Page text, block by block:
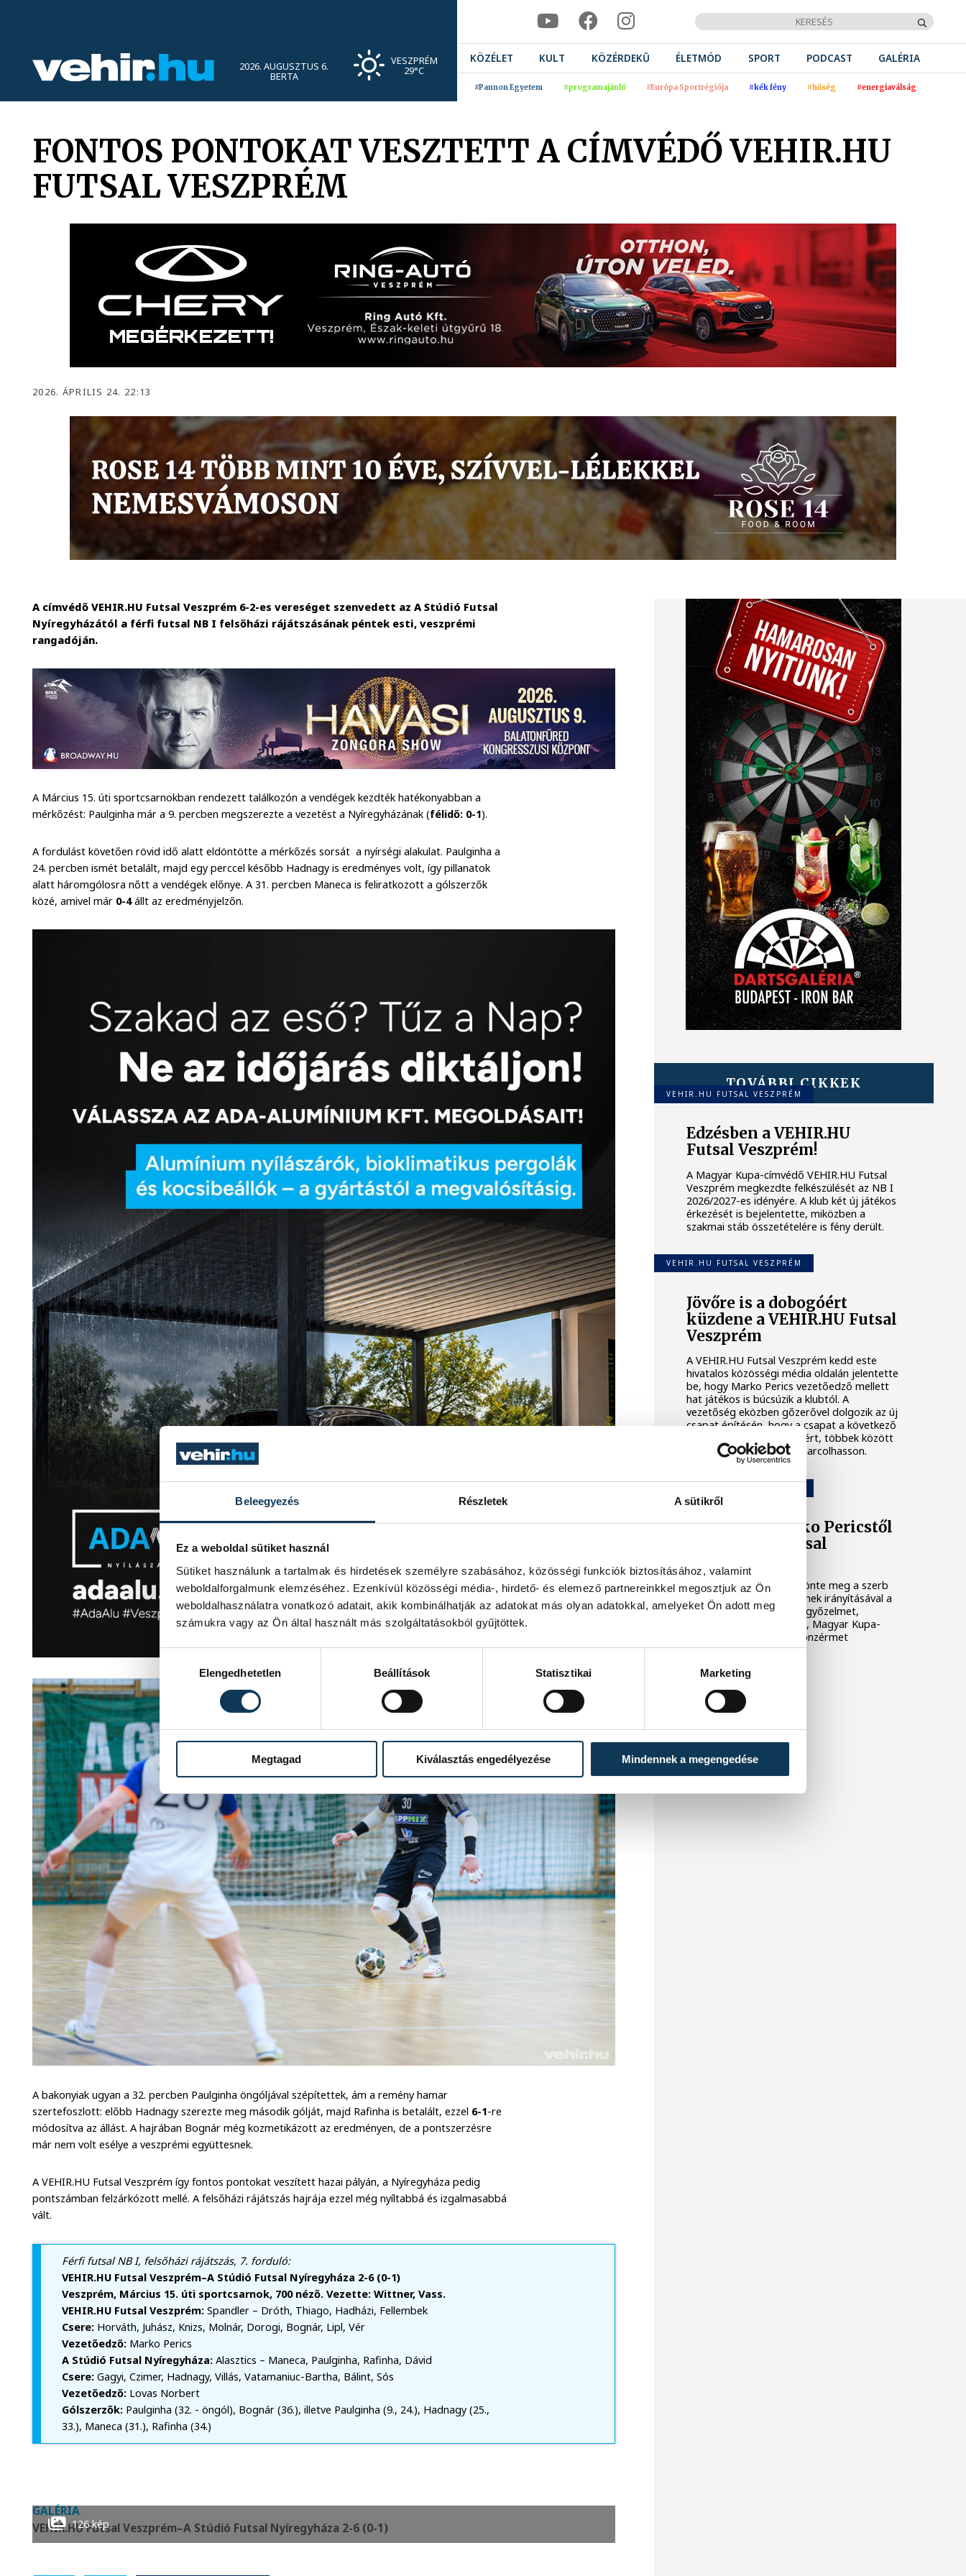
Beleegyezés Részletek A sütikről
Ez a weboldal sütiket használ
Sütiket használunk a tartalmak és hirdetések személyre szabásához, közösségi funkciók biztosításához, valamint
weboldalforgalmunk elemzéséhez. Ezenkívül közösségi média-, hirdető- és elemező partnereinkkel megosztjuk az Ön
weboldalhasználatra vonatkozó adatait, akik kombinálhatják az adatokat más olyan adatokkal, amelyeket Ön adott meg
számukra vagy az Ön által használt más szolgáltatásokból gyűjtöttek.
Hozzájárulás kiválasztása
Elengedhetetlen
Beállítások Statisztikai Marketing
Megtagad Kiválasztás engedélyezése Mindennek a megengedése
2026. AUGUSZTUS 6.
BERTA
VESZPRÉM
29°C
KÖZÉLET KULT KÖZÉRDEKŰ ÉLETMÓD SPORT PODCAST GALÉRIA
#Pannon Egyetem #programajánló #Európa Sportrégiója #kék fény #hőség #energiaválság
FONTOS PONTOKAT VESZTETT A CÍMVÉDŐ VEHIR.HU
FUTSAL VESZPRÉM
2026. ÁPRILIS 24. 22:13
A címvédő VEHIR.HU Futsal Veszprém 6-2-es vereséget szenvedett az A Stúdió Futsal
Nyíregyházától a férfi futsal NB I felsőházi rájátszásának péntek esti, veszprémi
rangadóján.
A Március 15. úti sportcsarnokban rendezett találkozón a vendégek kezdték hatékonyabban a
mérkőzést: Paulginha már a 9. percben megszerezte a vezetést a Nyíregyházának (félidő: 0-1).
A fordulást követően rövid idő alatt eldöntötte a mérkőzés sorsát a nyírségi alakulat. Paulginha a
24. percben ismét betalált, majd egy perccel később Hadnagy is eredményes volt, így pillanatok
alatt háromgólosra nőtt a vendégek előnye. A 31. percben Maneca is feliratkozott a gólszerzők
közé, amivel már 0-4állt az eredményjelzőn.
A bakonyiak ugyan a 32. percben Paulginha öngóljával szépítettek, ám a remény hamar
szertefoszlott: előbb Hadnagy szerezte meg második gólját, majd Rafinha is betalált, ezzel 6-1-re
módosítva az állást. A hajrában Bognár még kozmetikázott az eredményen, de a pontszerzésre
már nem volt esélye a veszprémi együttesnek.
A VEHIR.HU Futsal Veszprém így fontos pontokat veszített hazai pályán, a Nyíregyháza pedig
pontszámban felzárkózott mellé. A felsőházi rájátszás hajrája ezzel még nyíltabbá és izgalmasabbá
vált.
Férfi futsal NB I, felsőházi rájátszás, 7. forduló:
VEHIR.HU Futsal Veszprém–A Stúdió Futsal Nyíregyháza 2-6 (0-1)
Veszprém, Március 15. úti sportcsarnok, 700 néző. Vezette: Wittner, Vass.
VEHIR.HU Futsal Veszprém: Spandler – Dróth, Thiago, Hadházi, Fellembek
Csere:Horváth, Juhász, Knizs, Molnár, Dorogi, Bognár, Lipl, Vér
Vezetőedző:Marko Perics
A Stúdió Futsal Nyíregyháza: Alasztics – Maneca, Paulginha, Rafinha, Dávid
Csere: Gagyi, Czimer, Hadnagy, Villás, Vatamaniuc-Bartha, Bálint, Sós
Vezetőedző:Lovas Norbert
Gólszerzők: Paulginha (32. - öngól), Bognár (36.), illetve Paulginha (9., 24.), Hadnagy (25.,
33.), Maneca (31.), Rafinha (34.)
GALÉRIA
VEHIR.HU Futsal Veszprém–A Stúdió Futsal Nyíregyháza 2-6 (0-1)
126 kép
TOVÁBBI CIKKEK
VEHIR.HU FUTSAL VESZPRÉM
Edzésben a VEHIR.HU
Futsal Veszprém!
A Magyar Kupa-címvédő VEHIR.HU Futsal
Veszprém megkezdte felkészülését az NB I
2026/2027-es idényére. A klub két új játékos
érkezését is bejelentette, miközben a
szakmai stáb összetételére is fény derült.
VEHIR.HU FUTSAL VESZPRÉM
Jövőre is a dobogóért
küzdene a VEHIR.HU Futsal
Veszprém
A VEHIR.HU Futsal Veszprém kedd este
hivatalos közösségi média oldalán jelentette
be, hogy Marko Perics vezetőedző mellett
hat játékos is búcsúzik a klubtól. A
vezetőség eközben gőzerővel dolgozik az új
csapat építésén, hogy a csapat a következő
idényben is komoly célokért, többek között
dobogós helyezésekért harcolhasson.
Elköszönt Marko Pericstől
a VEHIR.HU Futsal
A klub saját oldalán köszönte meg a szerb
szakember munkáját, akinek irányításával a
veszprémiek alapszakaszgyőzelmet,
történelmi BL-szereplést, Magyar Kupa-
győzelmet és bajnoki bronzérmet
ünnepelhettek.